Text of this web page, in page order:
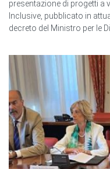
presentazione di progetti a
Inclusive, pubblicato in
decreto del Ministro per le